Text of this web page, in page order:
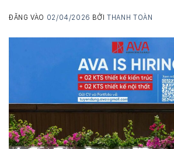
ĐĂNG VÀO 02/04/2026 BỞITHANH TOÀN